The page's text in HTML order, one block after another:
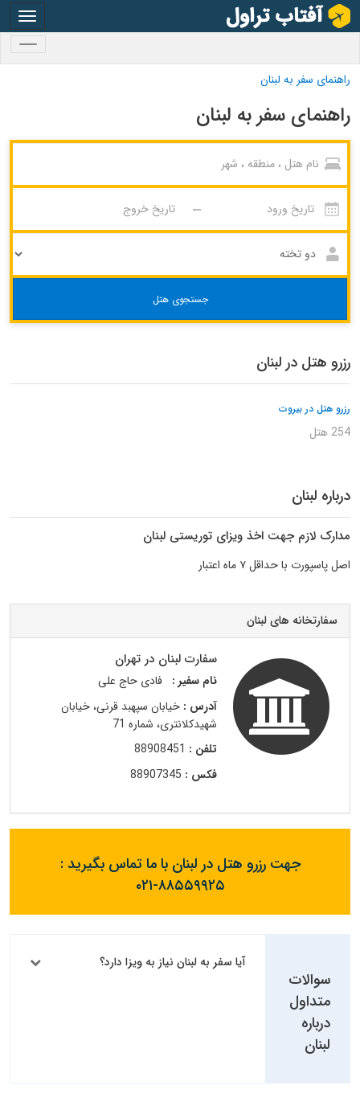
راهنمای سفر به لبنان
راهنمای سفر به لبنان
جستجوی هتل
رزرو هتل در لبنان
رزرو هتل در بیروت
254 هتل
درباره لبنان
مدارک لازم جهت اخذ ویزای توریستی لبنان
اصل پاسپورت با حداقل ۷ ماه اعتبار
سفارتخانه های لبنان
سفارت لبنان در تهران
نام سفیر : فادی حاج علی
آدرس : خیابان سپهبد قرنی، خیابان
شهیدکلانتری، شماره 71
تلفن : 88908451
فکس : 88907345
جهت رزرو هتل در لبنان با ما تماس بگیرید :
۰۲۱-۸۸۵۵۹۹۲۵
سوالات
متداول
درباره
لبنان
آیا سفر به لبنان نیاز به ویزا دارد؟